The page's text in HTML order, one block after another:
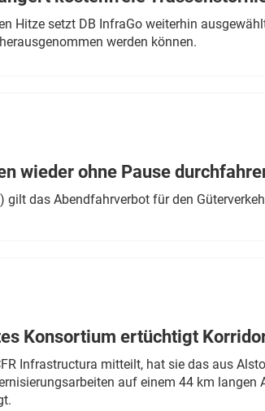
Hitze setzt DB InfraGo weiterhin
werden können.
wieder ohne Pause
gilt das Abendfahrverbot für den
Konsortium ertüchtigt
Infrastructura mitteilt, hat sie das aus
auf einem 44 km